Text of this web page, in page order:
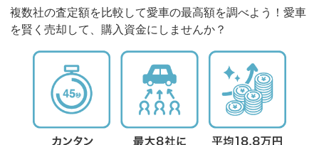
複数社の査定額を比較して愛車の最高額を調べよう！愛車
を賢く売却して、購入資金にしませんか？